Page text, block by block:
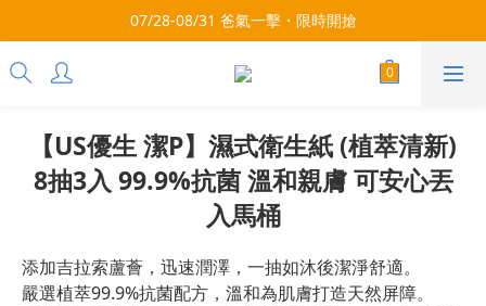
3x more Points on 9th of Every Month!
07/28-08/31 爸氣一擊・限時開搶
3x more Points on 9th of Every Month!
【US優生 潔P】濕式衛生紙 (植萃清新)
8抽3入 99.9%抗菌 溫和親膚 可安心丟
入馬桶
添加吉拉索蘆薈，迅速潤澤，一抽如沐後潔淨舒適。
嚴選植萃99.9%抗菌配方，溫和為肌膚打造天然屏障。